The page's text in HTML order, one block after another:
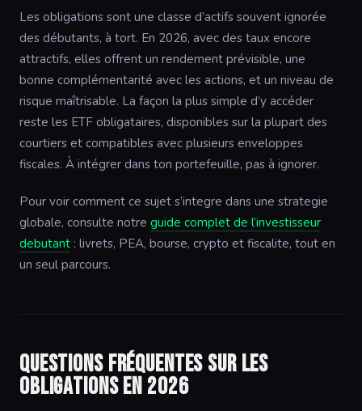
Les obligations sont une classe d’actifs souvent ignorée
des débutants, à tort. En 2026, avec des taux encore
attractifs, elles offrent un rendement prévisible, une
bonne complémentarité avec les actions, et un niveau de
risque maîtrisable. La façon la plus simple d’y accéder
reste les ETF obligataires, disponibles sur la plupart des
courtiers et compatibles avec plusieurs enveloppes
fiscales. À intégrer dans ton portefeuille, pas à ignorer.
Pour voir comment ce sujet s’integre dans une strategie
globale, consulte notre guide complet de l’investisseur
debutant : livrets, PEA, bourse, crypto et fiscalite, tout en
un seul parcours.
Questions fréquentes sur les
obligations en 2026